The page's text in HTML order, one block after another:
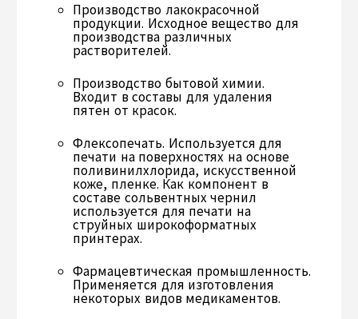
Производство лакокрасочной
продукции. Исходное вещество для
производства различных
растворителей.
Производство бытовой химии.
Входит в составы для удаления
пятен от красок.
Флексопечать. Используется для
печати на поверхностях на основе
поливинилхлорида, искусственной
коже, пленке. Как компонент в
составе сольвентных чернил
используется для печати на
струйных широкоформатных
принтерах.
Фармацевтическая промышленность.
Применяется для изготовления
некоторых видов медикаментов.